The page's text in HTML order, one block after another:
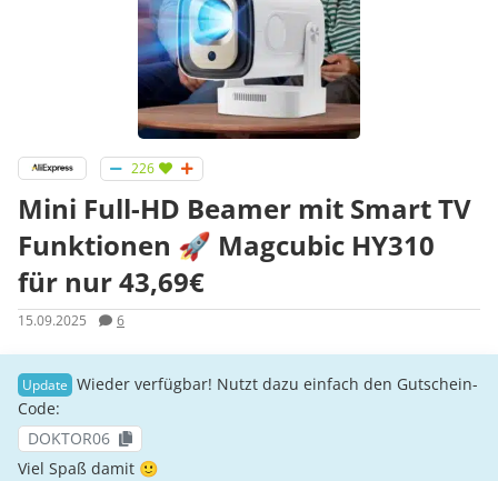
226
Mini Full-HD Beamer mit Smart TV
Funktionen 🚀 Magcubic HY310
für nur 43,69€
15.09.2025 6
Wieder verfügbar! Nutzt dazu einfach den Gutschein-
Code:
DOKTOR06
Viel Spaß damit 🙂